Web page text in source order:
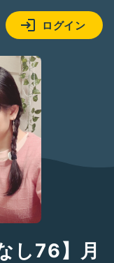
ログイン
し76】月